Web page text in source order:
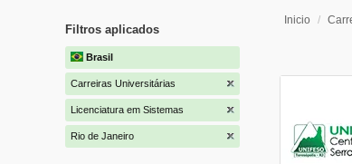
Filtros aplicados
Brasil
Carreiras Universitárias
Licenciatura em Sistemas
Rio de Janeiro
Inicio /